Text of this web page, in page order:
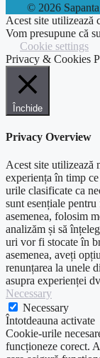
© 2026
Acest site utilizează
Vom presupune că
Cookie settings
Privacy & Cookies
Închide
Privacy Overview
Acest site utilizează
experiența în timp
urile clasificate ca
sunt esențiale
asemenea, folosim
analizăm și să
uri vor fi stocate în
asemenea, aveți
renunțarea la unele
asupra experienței
Necessary
Necessary
Întotdeauna activate
Cookie-urile
funcționeze corect.